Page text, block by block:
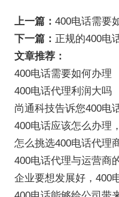
上一篇： 400电话需要
下一篇： 正规的400电
文章推荐：
400电话需要如何办理
400电话代理利润大吗
尚通科技告诉您400电
400电话应该怎么办理
怎么挑选400电话代理
400电话代理与运营商
企业要想发展好，400